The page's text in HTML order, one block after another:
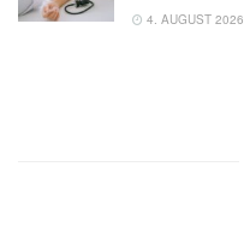
4. AUGUST 2026